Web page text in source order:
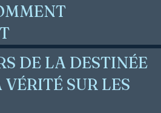
DE LA DESTINÉE
SUR LES